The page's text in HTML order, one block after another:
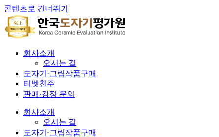
콘텐츠로 건너뛰기
회사소개
오시는 길
도자기·그림작품구매
티벳천주
판매·감정 문의
회사소개
오시는 길
도자기·그림작품구매